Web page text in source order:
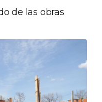
de las obras